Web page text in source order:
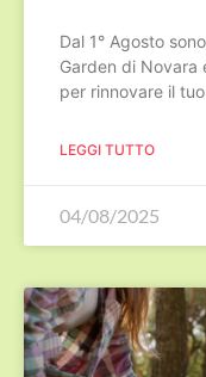
Dal 1° Agosto
Garden di Novara
per rinnovare il tuo
LEGGI TUTTO
04/08/2025